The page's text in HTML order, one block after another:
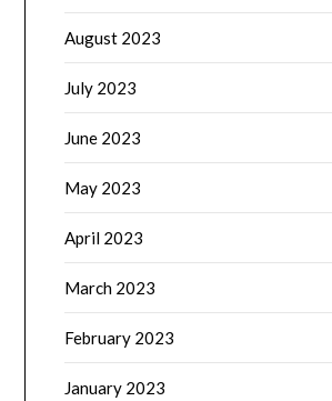
August 2023
July 2023
June 2023
May 2023
April 2023
March 2023
February 2023
January 2023